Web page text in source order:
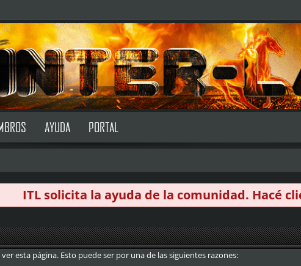
AYUDA PORTAL
ITL solicita la ayuda de la comunidad. Hacé
esta página. Esto puede ser por una de las siguientes razones: